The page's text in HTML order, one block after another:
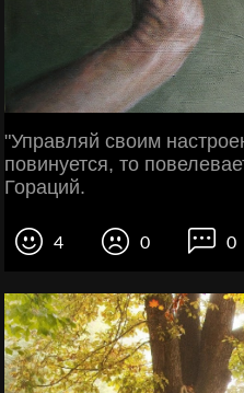
"Управляй своим
повинуется, то
Гораций.
4 0 0